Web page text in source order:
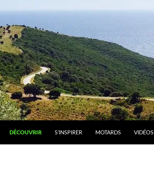
DÉCOUVRIR S’INSPIRER MOTARDS VIDÉOS